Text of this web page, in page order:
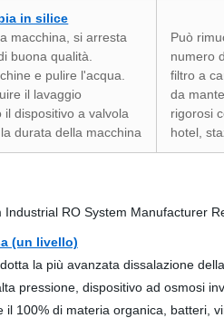
in silice
macchina, si arresta
buona qualità.
e pulire l'acqua.
il lavaggio
dispositivo a valvola
durata della macchina
Può
numero
filtro a
da
rigorosi
hotel,
(un livello)
la più avanzata dissalazione
pressione, dispositivo ad osmosi
il 100% di materia organica, batteri,